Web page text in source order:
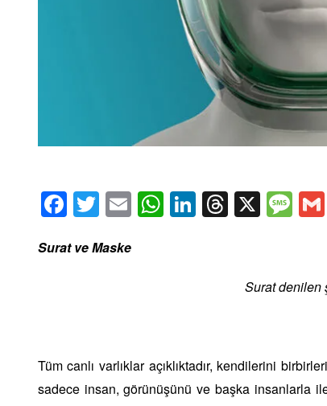
FacebookTwitterEmail WhatsAppLinkedInThreads
X
Surat ve Maske
Surat denilen
Tüm canlı varlıklar açıklıktadır, kendilerini
sadece insan, görünüşünü ve başka insanlarla